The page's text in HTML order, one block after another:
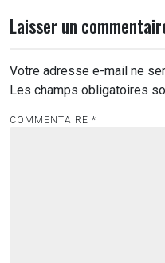
Laisser un
Votre adresse e-mail ne
Les champs obligatoires
COMMENTAIRE *